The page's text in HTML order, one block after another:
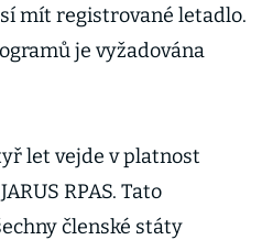
mít registrované letadlo.
je vyžadována
let vejde v platnost
RPAS. Tato
členské státy